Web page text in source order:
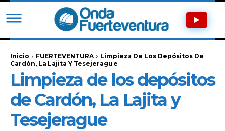
Inicio FUERTEVENTURA
Limpieza De Los Depósitos De
Cardón, La Lajita Y Tesejerague
Limpieza de los depósitos
de Cardón, La Lajita y
Tesejerague